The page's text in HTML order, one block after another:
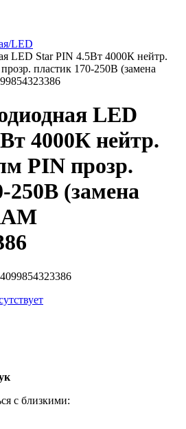
LED
LED Star PIN 4.5Вт 4000К нейтр.
пластик 170-250В (замена
LED
4000К нейтр.
PIN прозр.
250В (замена
4099854323386
с близкими: